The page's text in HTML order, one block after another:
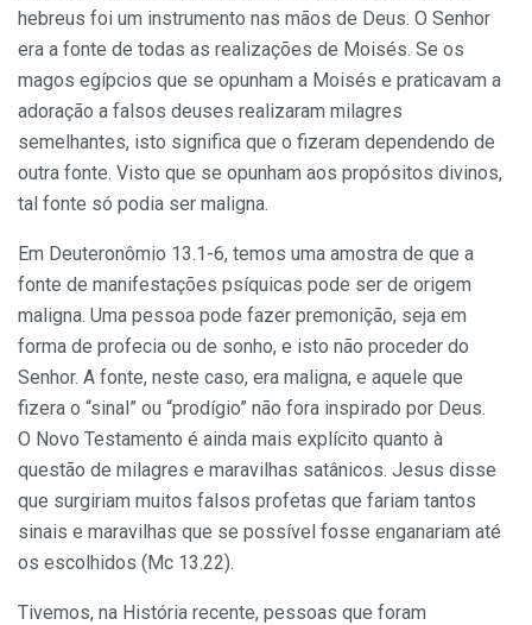
hebreus foi um instrumento nas mãos de Deus. O Senhor
era a fonte de todas as realizações de Moisés. Se os
magos egípcios que se opunham a Moisés e praticavam a
adoração a falsos deuses realizaram milagres
semelhantes, isto significa que o fizeram dependendo de
outra fonte. Visto que se opunham aos propósitos divinos,
tal fonte só podia ser maligna.
Em Deuteronômio 13.1-6, temos uma amostra de que a
fonte de manifestações psíquicas pode ser de origem
maligna. Uma pessoa pode fazer premonição, seja em
forma de profecia ou de sonho, e isto não proceder do
Senhor. A fonte, neste caso, era maligna, e aquele que
fizera o “sinal” ou “prodígio” não fora inspirado por Deus.
O Novo Testamento é ainda mais explícito quanto à
questão de milagres e maravilhas satânicos. Jesus disse
que surgiriam muitos falsos profetas que fariam tantos
sinais e maravilhas que se possível fosse enganariam até
os escolhidos (Mc 13.22).
Tivemos, na História recente, pessoas que foram